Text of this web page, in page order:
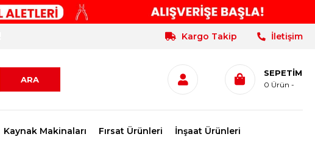
Kargo Takip İletişim
SEPETIM
0 Ürün
Kaynak Makinaları Fırsat Ürünleri İnşaat Ürünleri